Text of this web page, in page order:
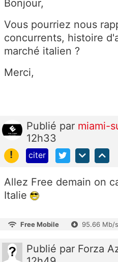
Bonjour,
Vous pourriez nous
concurrents, histoire
marché italien ?
Merci,
Publié par miami-
12h33
!
citer
Allez Free demain on
Italie
Free Mobile 95.66 Mb/s
Publié par Forza